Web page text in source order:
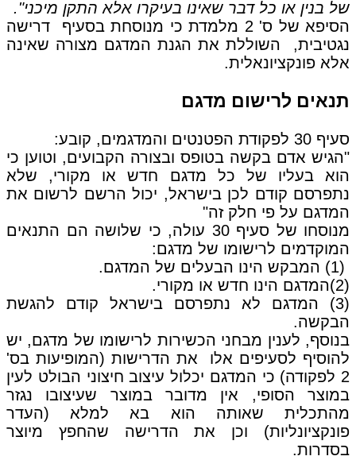
של בנין או כל דבר שאינו בעיקרו אלא התקן מיכני".
הסיפא של ס' 2 מלמדת כי מנוסחת בסעיף דרישה
נגטיבית, השוללת את הגנת המדגם מצורה שאינה
אלא פונקציונאלית.
תנאים לרישום מדגם
סעיף 30 לפקודת הפטנטים והמדגמים, קובע:
"הגיש אדם בקשה בטופס ובצורה הקבועים, וטוען כי
הוא בעליו של כל מדגם חדש או מקורי, שלא
נתפרסם קודם לכן בישראל, יכול הרשם לרשום את
המדגם על פי חלק זה"
מנוסחו של סעיף 30 עולה, כי שלושה הם התנאים
המוקדמים לרישומו של מדגם:
(1) המבקש הינו הבעלים של המדגם.
(2)המדגם הינו חדש או מקורי.
(3) המדגם לא נתפרסם בישראל קודם להגשת
הבקשה.
בנוסף, לענין מבחני הכשירות לרישומו של מדגם, יש
להוסיף לסעיפים אלו את הדרישות (המופיעות בס'
2 לפקודה) כי המדגם יכלול עיצוב חיצוני הבולט לעין
במוצר הסופי, אין מדובר במוצר שעיצובו נגזר
מהתכלית שאותה הוא בא למלא (העדר
פונקציונליות) וכן את הדרישה שהחפץ מיוצר
בסדרות.